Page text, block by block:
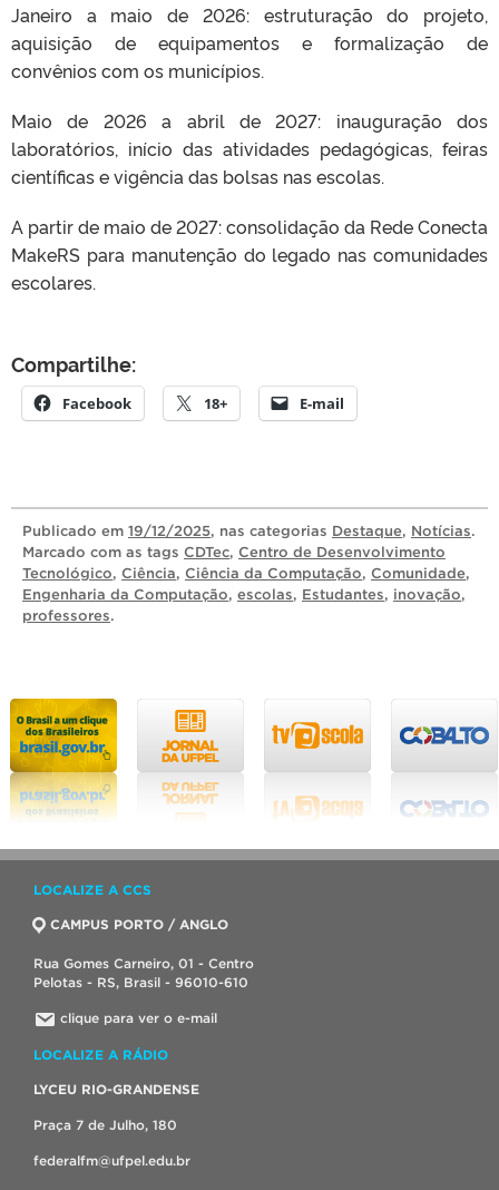
Janeiro a maio de 2026: estruturação do projeto,
aquisição de equipamentos e formalização de
convênios com os municípios.
Maio de 2026 a abril de 2027: inauguração dos
laboratórios, início das atividades pedagógicas, feiras
científicas e vigência das bolsas nas escolas.
A partir de maio de 2027: consolidação da Rede Conecta
MakeRS para manutenção do legado nas comunidades
escolares.
Compartilhe:
Facebook 18+ E-mail
Publicado em 19/12/2025, nas categorias Destaque, Notícias.
Marcado com as tags CDTec, Centro de Desenvolvimento
Tecnológico, Ciência, Ciência da Computação, Comunidade,
Engenharia da Computação, escolas, Estudantes, inovação,
professores.
LOCALIZE A CCS
CAMPUS PORTO / ANGLO
Rua Gomes Carneiro, 01 - Centro
Pelotas - RS, Brasil - 96010-610
clique para ver o e-mail
LOCALIZE A RÁDIO
LYCEU RIO-GRANDENSE
Praça 7 de Julho, 180
federalfm@ufpel.edu.br